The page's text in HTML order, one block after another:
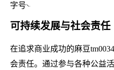
字号
可持续发展与社会责任
在追求商业成功的麻豆
会责任。通过参与各种公益